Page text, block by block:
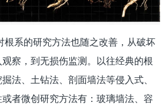
系的研究方法也随之改善，从破坏
察，到无损伤监测。以往经典的根
法、土钻法、剖面墙法等侵入式、
者微创研究方法有：玻璃墙法、容